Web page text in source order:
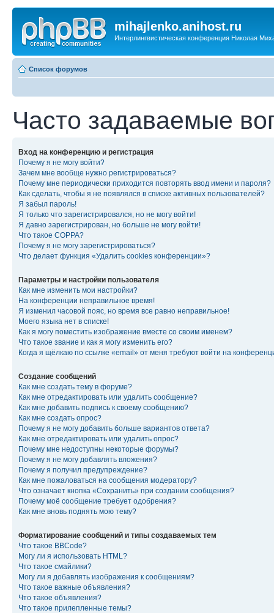
mihajlenko.anihost.ru
Интерлингвистическая конференция Николая
Список форумов
Часто задаваемые
Вход на конференцию и регистрация
Почему я не могу войти?
Зачем мне вообще нужно регистрироваться?
Почему мне периодически приходится повторять ввод имени и пароля?
Как сделать, чтобы я не появлялся в списке активных пользователей?
Я забыл пароль!
Я только что зарегистрировался, но не могу войти!
Я давно зарегистрирован, но больше не могу войти!
Что такое COPPA?
Почему я не могу зарегистрироваться?
Что делает функция «Удалить cookies конференции»?
Параметры и настройки пользователя
Как мне изменить мои настройки?
На конференции неправильное время!
Я изменил часовой пояс, но время все равно неправильное!
Моего языка нет в списке!
Как я могу поместить изображение вместе со своим именем?
Что такое звание и как я могу изменить его?
Когда я щёлкаю по ссылке «email» от меня требуют войти на
Создание сообщений
Как мне создать тему в форуме?
Как мне отредактировать или удалить сообщение?
Как мне добавить подпись к своему сообщению?
Как мне создать опрос?
Почему я не могу добавить больше вариантов ответа?
Как мне отредактировать или удалить опрос?
Почему мне недоступны некоторые форумы?
Почему я не могу добавлять вложения?
Почему я получил предупреждение?
Как мне пожаловаться на сообщения модератору?
Что означает кнопка «Сохранить» при создании сообщения?
Почему моё сообщение требует одобрения?
Как мне вновь поднять мою тему?
Форматирование сообщений и типы создаваемых тем
Что такое BBCode?
Могу ли я использовать HTML?
Что такое смайлики?
Могу ли я добавлять изображения к сообщениям?
Что такое важные объявления?
Что такое объявления?
Что такое прилепленные темы?